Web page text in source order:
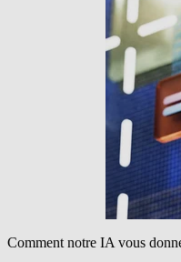
Comment notre IA vous